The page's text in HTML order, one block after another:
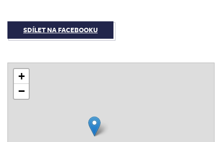
SDÍLET NA FACEBOOKU
+
−